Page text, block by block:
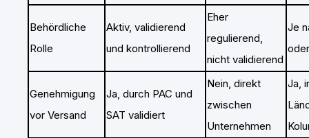
Behördliche
Rolle
Aktiv, validierend
und kontrollierend
Eher
regulierend,
nicht validierend
Je
Genehmigung
vor Versand
Ja, durch PAC und
SAT validiert
Nein, direkt
zwischen
Unternehmen
Ja,